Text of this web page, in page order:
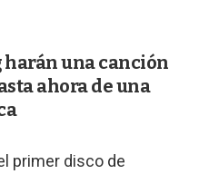
harán una canción
ahora de una
primer disco de